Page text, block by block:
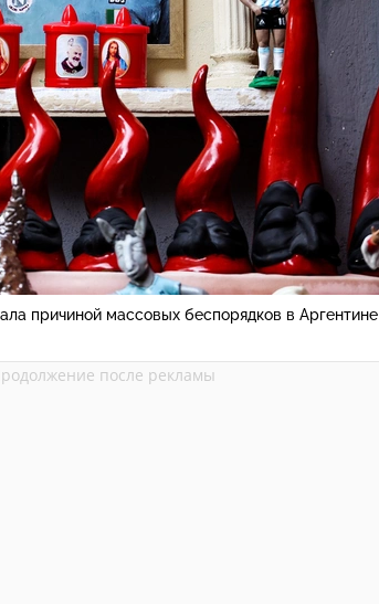
причиной массовых беспорядков в Аргентине